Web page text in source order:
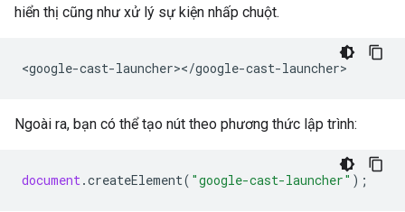
hiển thị cũng như xử lý sự kiện nhấp chuột.
<google-cast-launcher></google-cast-launcher
Ngoài ra, bạn có thể tạo nút theo phương thức lập trình:
document.createElement( "google-cast-launcher" );